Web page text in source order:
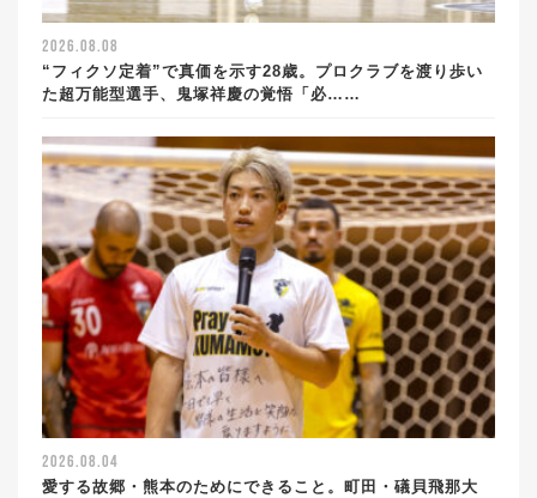
2026.08.08
“フィクソ定着”で真価を示す28歳。プロクラブを渡り歩い
た超万能型選手、鬼塚祥慶の覚悟「必……
2026.08.04
愛する故郷・熊本のためにできること。町田・礒貝飛那大